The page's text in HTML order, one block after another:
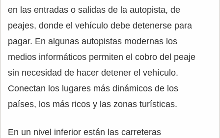
en las entradas o salidas de la autopista, de
peajes, donde el vehículo debe detenerse para
pagar. En algunas autopistas modernas los
medios informáticos permiten el cobro del peaje
sin necesidad de hacer detener el vehículo.
Conectan los lugares más dinámicos de los
países, los más ricos y las zonas turísticas.
En un nivel inferior están las carreteras